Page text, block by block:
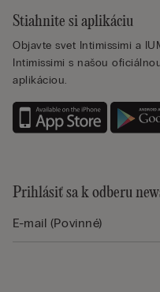
Stiahnite si aplikáciu
Objavte svet Intimissimi a
Intimissimi s našou
aplikáciou.
Prihlásiť sa k odberu